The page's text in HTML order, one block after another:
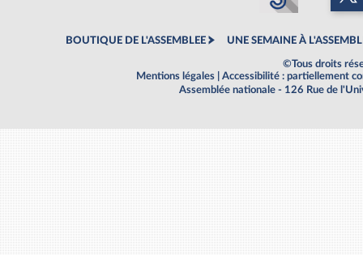
BOUTIQUE DE L'ASSEMBLEE UNE SEMAINE À
©Tous droits
Mentions légales
Accessibilité : partiellement
Assemblée nationale - 126 Rue de